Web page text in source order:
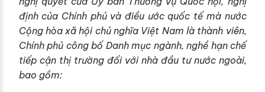
định của Chính phủ và điều ước quốc tế mà nước
Cộng hòa xã hội chủ nghĩa Việt Nam là thành viên,
Chính phủ công bố Danh mục ngành, nghề hạn chế
tiếp cận thị trường đối với nhà đầu tư nước ngoài,
bao gồm: